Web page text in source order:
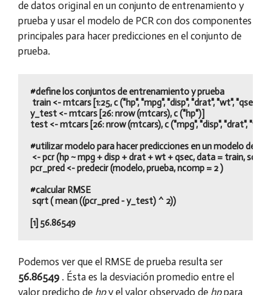
de datos original en un conjunto de entrenamiento y
prueba y usar el modelo de PCR con dos componentes
principales para hacer predicciones en el conjunto de
prueba.
#define los conjuntos de entrenamiento y prueba
train <- mtcars [1:25, c ("hp", "mpg", "disp", "drat", "wt", "qsec")]
y_test <- mtcars [26: nrow (mtcars), c ("hp")]
test <- mtcars [26: nrow (mtcars), c ("mpg", "disp", "drat", "wt",
#utilizar modelo para hacer predicciones en un modelo de
<- pcr (hp ~ mpg + disp + drat + wt + qsec, data = train, scale
pcr_pred <- predecir (modelo, prueba, ncomp = 2 )
#calcular RMSE
sqrt ( mean ((pcr_pred - y_test) ^ 2))
Podemos ver que el RMSE de prueba resulta ser
56.86549 . Ésta es la desviación promedio entre el
valor predicho de hpy el valor observado de hppara